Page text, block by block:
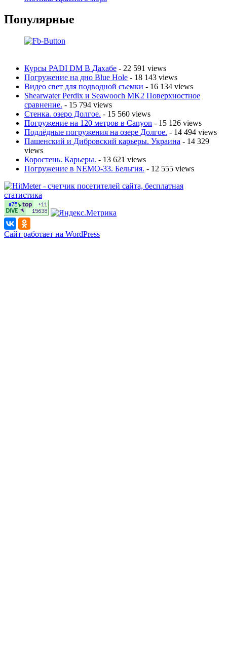
Популярные
Курсы PADI DM В Дахабе - 22 591 views
Погружение на дно Blue Hole - 18 143 views
Видео свет для подводной съемки - 16 134 views
Shearwater Perdix и Seawooch MK2 Поверхностное
сравнение. - 15 794 views
Стенка. озеро Долгое. - 15 560 views
Погружение на 120 метров в Canyon - 15 126 views
Подлёдные погружения на озере Долгое. - 14 494 views
Пашенский и Дибровский карьеры. Украина - 14 329
views
Коростень. Карьеры. - 13 621 views
Погружение в NEMO-33. Бельгия. - 12 555 views
Сайт работает на WordPress